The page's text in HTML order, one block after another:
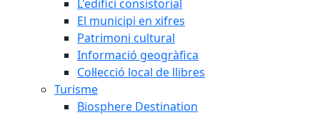
L'edifici consistorial
El municipi en xifres
Patrimoni cultural
Informació geogràfica
Col·lecció local de llibres
Turisme
Biosphere Destination